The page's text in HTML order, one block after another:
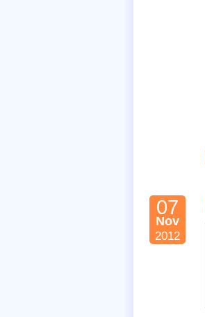
07
Nov
2012